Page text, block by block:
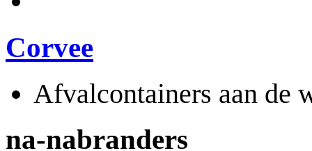
Corvee
Afvalcontainers aan de
na-nabranders